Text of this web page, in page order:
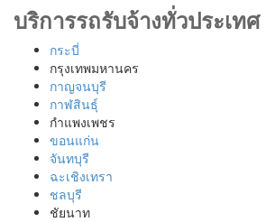
บริการรถรับจ้างทั่วประเท
กระบี่
กรุงเทพมหานคร
กาญจนบุรี
กาฬสินธุ์
กำแพงเพชร
ขอนแก่น
จันทบุรี
ฉะเชิงเทรา
ชลบุรี
ชัยนาท